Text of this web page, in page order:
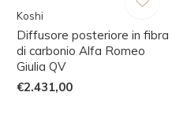
Koshi
Diffusore posteriore in fibra
di carbonio Alfa Romeo
Giulia QV
€2.431,00